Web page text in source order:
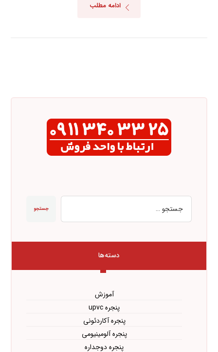
ادامه مطلب
جستجو
دسته‌ها
آموزش
پنجره upvc
پنجره آکاردئونی
پنجره آلومینیومی
پنجره دوجداره